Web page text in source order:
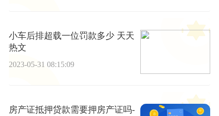
小车后排超载一位罚款多少 天天
热文
2023-05-31 08:15:09
房产证抵押贷款需要押房产证吗-